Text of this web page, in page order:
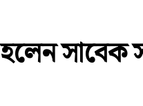
সাবেক